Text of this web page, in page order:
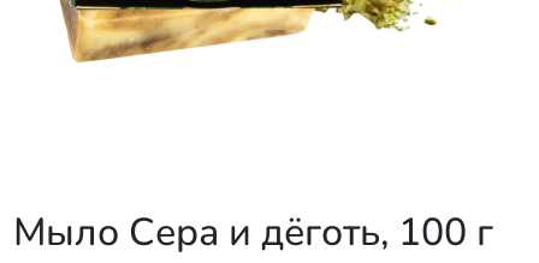
Мыло Сера и дёготь, 100 г